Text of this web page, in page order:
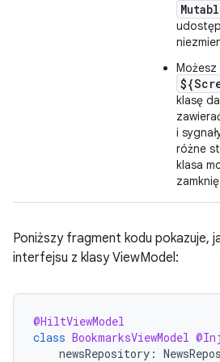
Możesz
klasę
i
różne
klasa
Poniższy fragment kodu pokazuje,
interfejsu z klasy ViewModel:
@HiltViewModel
class BookmarksViewModel
newsRepository :